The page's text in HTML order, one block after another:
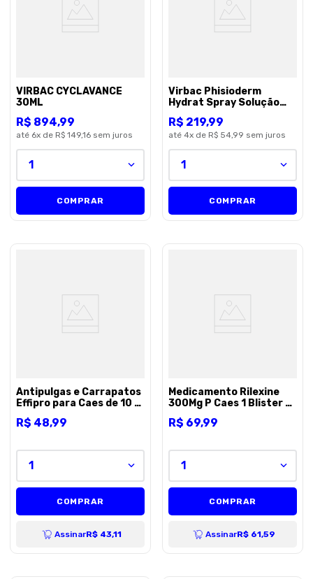
VIRBAC CYCLAVANCE
30ML
R$ 894,99
até 6x de R$ 149,16 sem juros
1
COMPRAR
Virbac Phisioderm
Hydrat Spray Solução
R$ 219,99
até 4x de R$ 54,99 sem juros
1
COMPRAR
Antipulgas e Carrapatos
Effipro para Caes de 10 a
R$ 48,99
1
COMPRAR
AssinarR$ 43,11
Medicamento Rilexine
300Mg P Caes 1 Blister -
R$ 69,99
1
COMPRAR
AssinarR$ 61,59